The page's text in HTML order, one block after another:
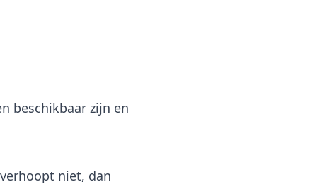
beschikbaar zijn en
niet, dan